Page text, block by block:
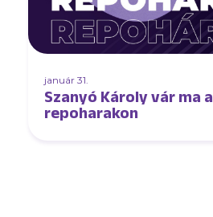
január 31.
Szanyó Károly vár ma a
repoharakon